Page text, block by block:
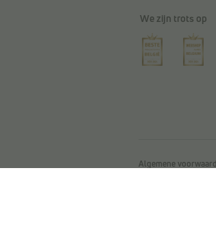
We zijn trots op
Algemene